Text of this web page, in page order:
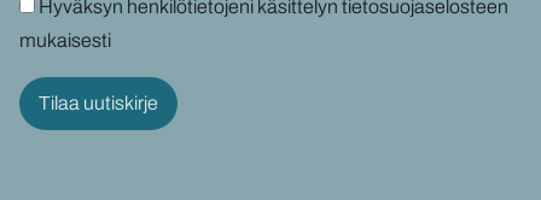
Hyväksyn henkilötietojeni käsittelyn tietosuojaselosteen
mukaisesti